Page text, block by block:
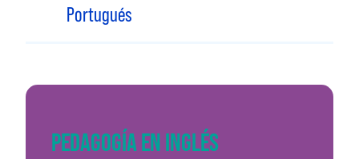
Portugués
PEDAGOGÍA EN INGLÉS